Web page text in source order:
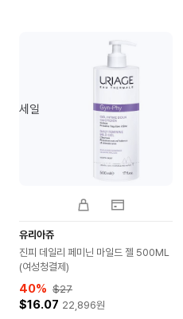
세일
유리아쥬
진피 데일리 페미닌 마일드 젤 500ML
(여성청결제)
40% $27
$16.07 22,896원